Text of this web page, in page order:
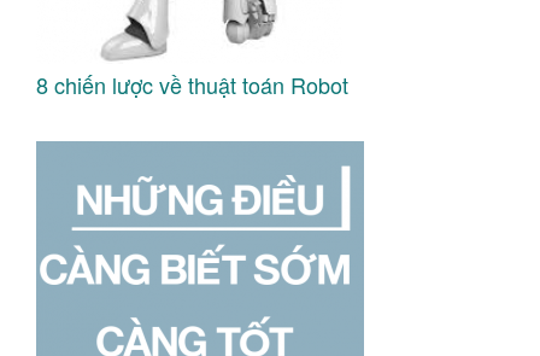
8 chiến lược về thuật toán Robot